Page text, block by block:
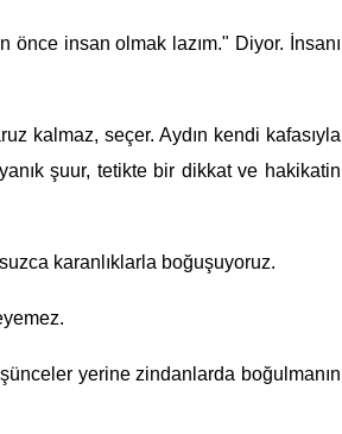
insan olmak lazım." Diyor. İnsanı
kalmaz, seçer. Aydın kendi kafasıyla
şuur, tetikte bir dikkat ve hakikatin
karanlıklarla boğuşuyoruz.
yerine zindanlarda boğulmanın